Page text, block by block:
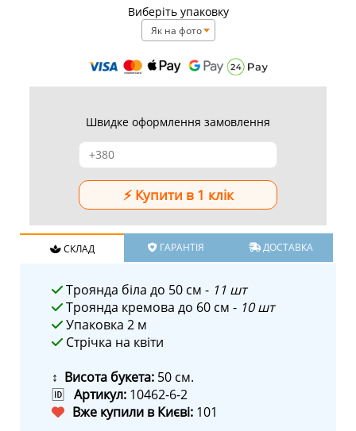
Виберіть упаковку
Як на фото
Швидке оформлення замовлення
СКЛАД ГАРАНТІЯ ДОСТАВКА
Троянда біла до 50 см - 11 шт
Троянда кремова до 60 см - 10 шт
Упаковка 2 м
Стрічка на квіти
↕ Висота букета: 50 см.
🆔 Артикул: 10462-6-2
Вже купили в Києві: 101